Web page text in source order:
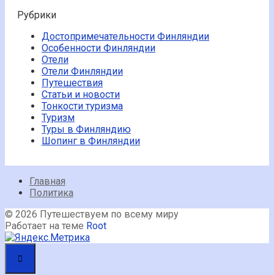
Рубрики
Достопримечательности Финляндии
Особенности Финляндии
Отели
Отели Финляндии
Путешествия
Статьи и новости
Тонкости туризма
Туризм
Туры в Финляндию
Шопинг в Финляндии
Главная
Политика
© 2026 Путешествуем по всему миру
Работает на теме Root